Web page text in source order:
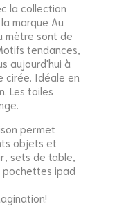
la collection
marque Au
mètre sont de
tendances,
aujourd'hui à
cirée. Idéale en
Les toiles
permet
objets et
sets de table,
pochettes ipad